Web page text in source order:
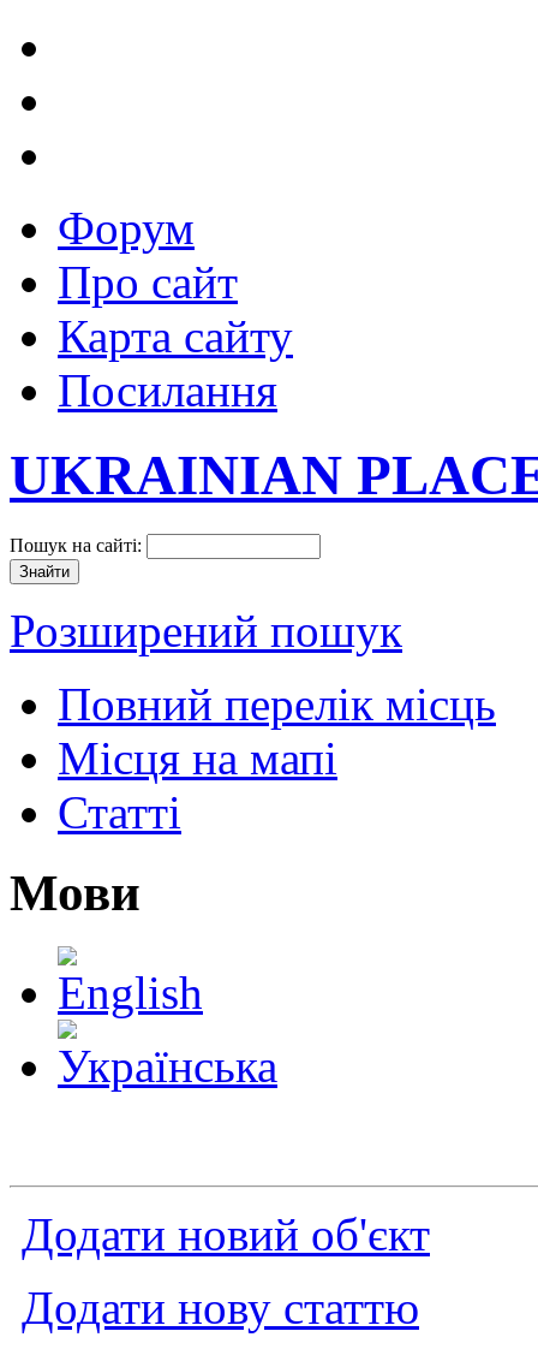
Форум
Про сайт
Карта сайту
Посилання
UKRAINIAN
Пошук на сайті:
Розширений пошук
Повний перелік місць
Місця на мапі
Статті
Мови
Додати новий об'єкт
Додати нову статтю